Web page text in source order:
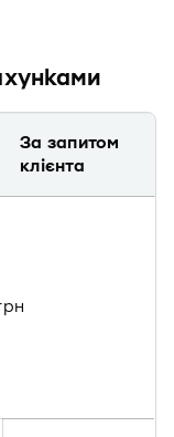
За запитом
клієнта